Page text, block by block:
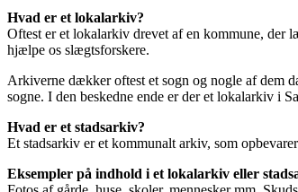
Hvad er et lokalarkiv?
Oftest er et lokalarkiv drevet af en kommune,
hjælpe os slægtsforskere.
Arkiverne dækker oftest et sogn og nogle af dem
sogne. I den beskedne ende er der et lokalarkiv i
Hvad er et stadsarkiv?
Et stadsarkiv er et kommunalt arkiv, som
Eksempler på indhold i et lokalarkiv eller